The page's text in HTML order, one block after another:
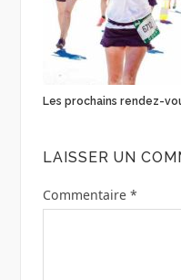
Les prochains rendez-
LAISSER UN
Commentaire *